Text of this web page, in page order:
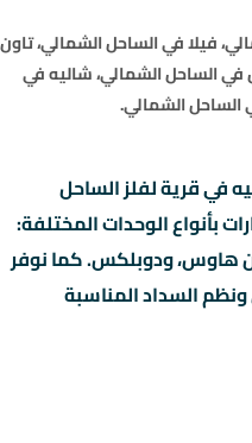
،فيلا في الساحل الشمالي،تاون
الساحل الشمالي،شاليه في
الشمالي.
في قرية لفلز الساحل
بأنواع الوحدات المختلفة:
ودوبلكس. كما نوفر
السداد المناسبة